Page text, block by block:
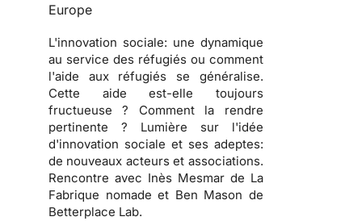
Europe
L'innovation sociale: une dynamique
au service des réfugiés ou comment
l'aide aux réfugiés se généralise.
Cette aide est-elle toujours
fructueuse ? Comment la rendre
pertinente ? Lumière sur l'idée
d'innovation sociale et ses adeptes:
de nouveaux acteurs et associations.
Rencontre avec Inès Mesmar de La
Fabrique nomade et Ben Mason de
Betterplace Lab.